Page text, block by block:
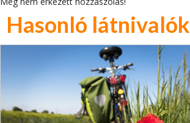
Hasonló látnivalók